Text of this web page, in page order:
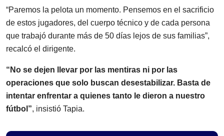
“Paremos la pelota un momento. Pensemos en el sacrificio
de estos jugadores, del cuerpo técnico y de cada persona
que trabajó durante más de 50 días lejos de sus familias”,
recalcó el dirigente.
“No se dejen llevar por las mentiras ni por las
operaciones que solo buscan desestabilizar. Basta de
intentar enfrentar a quienes tanto le dieron a nuestro
fútbol”, insistió Tapia.